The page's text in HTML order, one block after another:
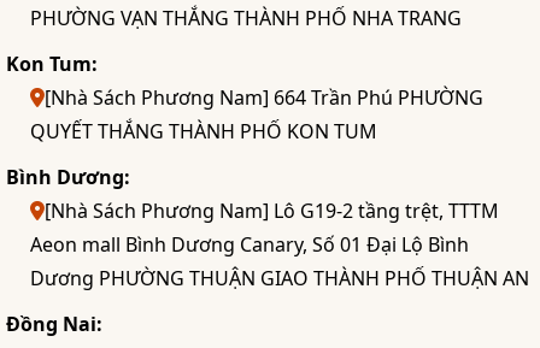
PHƯỜNG VẠN THẮNG THÀNH PHỐ NHA TRANG
Kon Tum:
[Nhà Sách Phương Nam] 664 Trần Phú PHƯỜNG
QUYẾT THẮNG THÀNH PHỐ KON TUM
Bình Dương:
[Nhà Sách Phương Nam] Lô G19-2 tầng trệt, TTTM
Aeon mall Bình Dương Canary, Số 01 Đại Lộ Bình
Dương PHƯỜNG THUẬN GIAO THÀNH PHỐ THUẬN AN
Đồng Nai: